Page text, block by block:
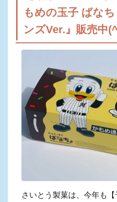
もめの玉子 ばな
ンズVer.』販売中
さいとう製菓は、今年も